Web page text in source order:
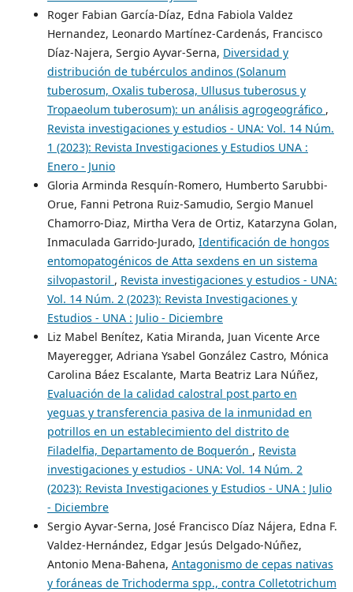
Roger Fabian García-Díaz, Edna Fabiola Valdez
Hernandez, Leonardo Martínez-Cardenás, Francisco
Díaz-Najera, Sergio Ayvar-Serna, Diversidad y
distribución de tubérculos andinos (Solanum
tuberosum, Oxalis tuberosa, Ullusus tuberosus y
Tropaeolum tuberosum): un análisis agrogeográfico ,
Revista investigaciones y estudios - UNA: Vol. 14 Núm.
1 (2023): Revista Investigaciones y Estudios UNA :
Enero - Junio
Gloria Arminda Resquín-Romero, Humberto Sarubbi-
Orue, Fanni Petrona Ruiz-Samudio, Sergio Manuel
Chamorro-Diaz, Mirtha Vera de Ortiz, Katarzyna Golan,
Inmaculada Garrido-Jurado, Identificación de hongos
entomopatogénicos de Atta sexdens en un sistema
silvopastoril , Revista investigaciones y estudios - UNA:
Vol. 14 Núm. 2 (2023): Revista Investigaciones y
Estudios - UNA : Julio - Diciembre
Liz Mabel Benítez, Katia Miranda, Juan Vicente Arce
Mayeregger, Adriana Ysabel González Castro, Mónica
Carolina Báez Escalante, Marta Beatriz Lara Núñez,
Evaluación de la calidad calostral post parto en
yeguas y transferencia pasiva de la inmunidad en
potrillos en un establecimiento del distrito de
Filadelfia, Departamento de Boquerón , Revista
investigaciones y estudios - UNA: Vol. 14 Núm. 2
(2023): Revista Investigaciones y Estudios - UNA : Julio
- Diciembre
Sergio Ayvar-Serna, José Francisco Díaz Nájera, Edna F.
Valdez-Hernández, Edgar Jesús Delgado-Núñez,
Antonio Mena-Bahena, Antagonismo de cepas nativas
y foráneas de Trichoderma spp., contra Colletotrichum